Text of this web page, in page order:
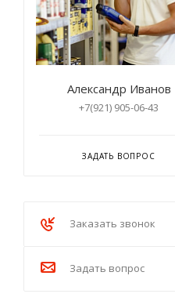
Александр Иванов
+7(921) 905-06-43
ЗАДАТЬ ВОПРОС
Заказать звонок
Задать вопрос